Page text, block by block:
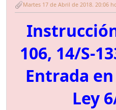
Martes 17 de Abril de 2018. 20:06
106, 14/S-
Entrada
Ley